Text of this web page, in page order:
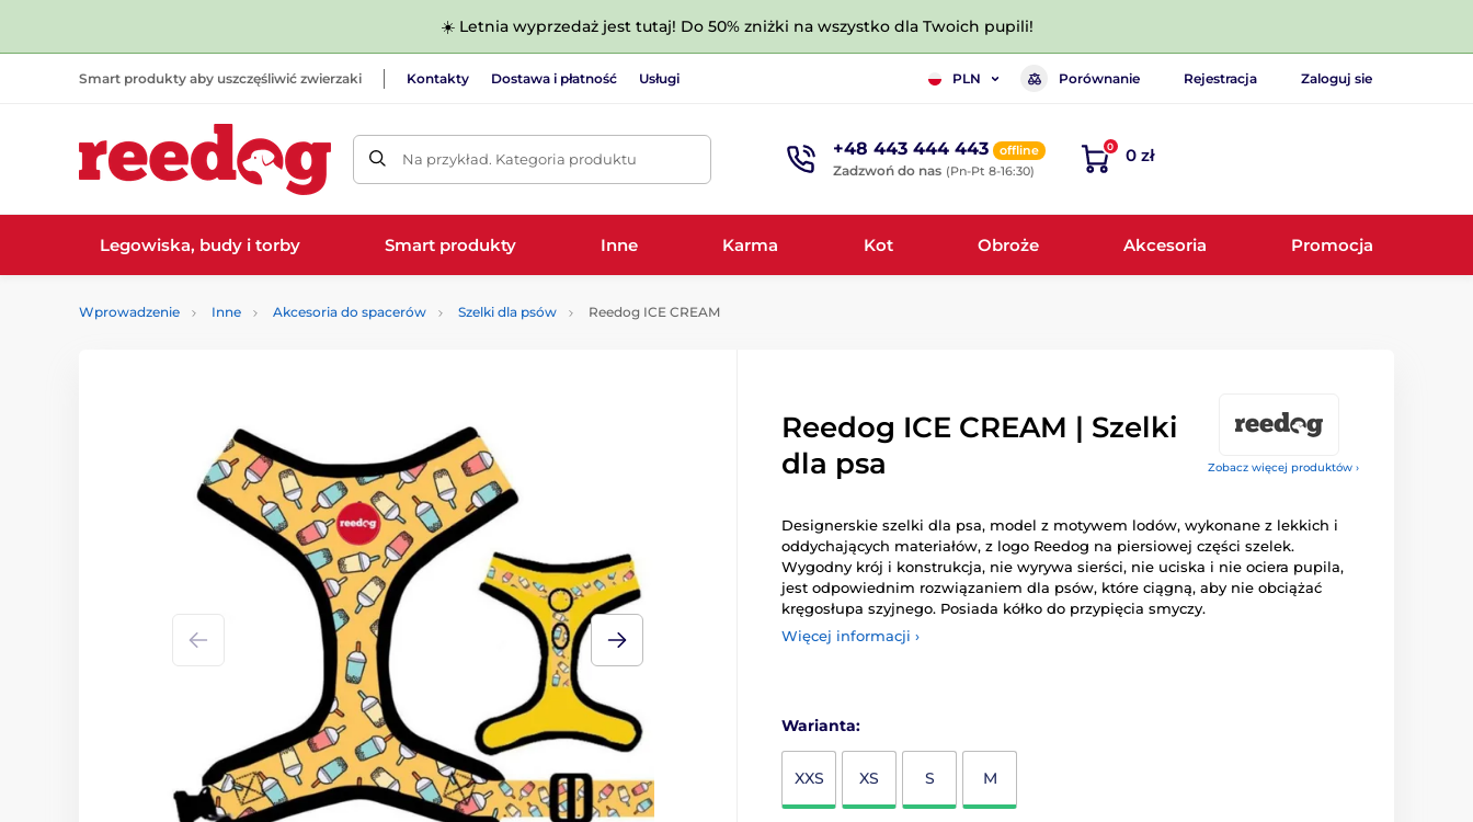
☀️ Letnia wyprzedaż jest tutaj! Do 50% zniżki na wszystko dla Twoich pupili!
Smart produkty aby uszczęśliwić zwierzaki Kontakty Dostawa i płatność Usługi PLN Porównanie Rejestracja Zaloguj sie
Na przykład. Kategoria produktu +48 443 444 443 offline
Zadzwoń do nas (Pn-Pt 8-16:30)
0 0 zł
Legowiska, budy i torby Smart produkty Inne Karma Kot Obroże Akcesoria Promocja
Wprowadzenie Inne Akcesoria do spacerów Szelki dla psów Reedog ICE CREAM
Zobacz więcej produktów ›
Reedog ICE CREAM | Szelki
dla psa
Designerskie szelki dla psa, model z motywem lodów, wykonane z lekkich i
oddychających materiałów, z logo Reedog na piersiowej części szelek.
Wygodny krój i konstrukcja, nie wyrywa sierści, nie uciska i nie ociera pupila,
jest odpowiednim rozwiązaniem dla psów, które ciągną, aby nie obciążać
kręgosłupa szyjnego. Posiada kółko do przypięcia smyczy.
Więcej informacji ›
Warianta:
XXS XS S M